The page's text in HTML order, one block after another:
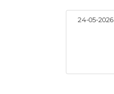
24-05-2026